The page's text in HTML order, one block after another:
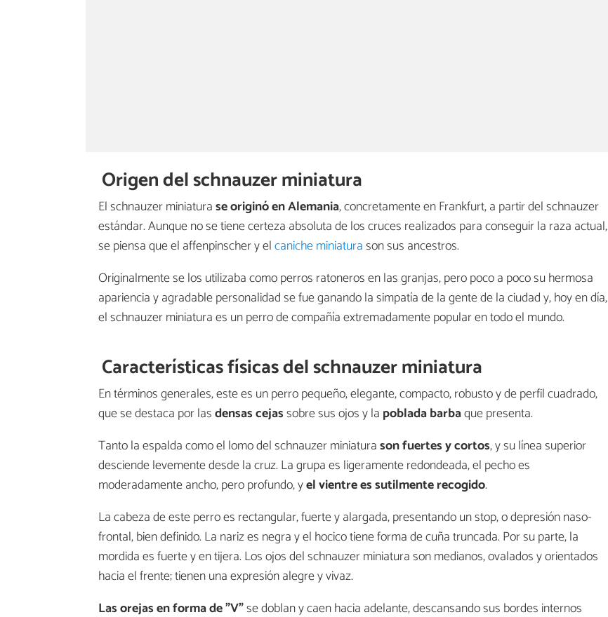
Origen del schnauzer miniatura
El schnauzer miniaturase originó en Alemania, concretamente en Frankfurt, a partir del schnauzer
estándar. Aunque no se tiene certeza absoluta de los cruces realizados para conseguir la raza actual,
se piensa que el affenpinscher y elcaniche miniaturason sus ancestros.
Originalmente se los utilizaba como perros ratoneros en las granjas, pero poco a poco su hermosa
apariencia y agradable personalidad se fue ganando la simpatía de la gente de la ciudad y, hoy en día,
el schnauzer miniatura es un perro de compañía extremadamente popular en todo el mundo.
Características físicas del schnauzer miniatura
En términos generales, este es un perro pequeño, elegante, compacto, robusto y de perfil cuadrado,
que se destaca por lasdensas cejassobre sus ojos y la poblada barbaque presenta.
Tanto la espalda como el lomo del schnauzer miniaturason fuertes y cortos, y su línea superior
desciende levemente desde la cruz. La grupa es ligeramente redondeada, el pecho es
moderadamente ancho, pero profundo, yel vientre es sutilmente recogido.
La cabeza de este perro es rectangular, fuerte y alargada, presentando un stop, o depresión naso-
frontal, bien definido. La nariz es negra y el hocico tiene forma de cuña truncada. Por su parte, la
mordida es fuerte y en tijera. Los ojos del schnauzer miniatura son medianos, ovalados y orientados
hacia el frente; tienen una expresión alegre y vivaz.
Las orejas en forma de "V"se doblan y caen hacia adelante, descansando sus bordes internos